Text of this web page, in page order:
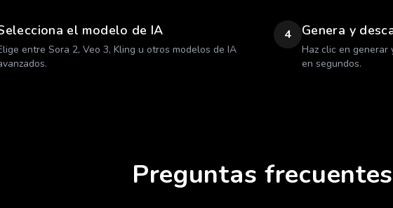
el modelo de IA
entre Sora 2, Veo 3, Kling u otros modelos de IA
4 Genera y
Haz clic en generar
en segundos.
Preguntas frecuentes